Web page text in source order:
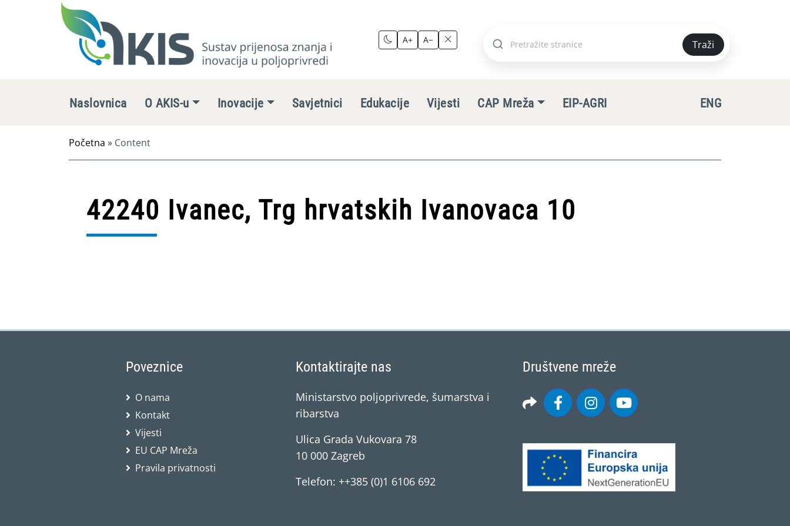
A+ A−
Pretraži
Traži
Naslovnica O AKIS-u Inovacije Savjetnici Edukacije Vijesti CAP Mreža EIP-AGRI ENG
Početna » Content
42240 Ivanec, Trg hrvatskih Ivanovaca 10
Poveznice
O nama
Kontakt
Vijesti
EU CAP Mreža
Pravila privatnosti
Kontaktirajte nas
Ministarstvo poljoprivrede, šumarstva i
ribarstva
Ulica Grada Vukovara 78
10 000 Zagreb
Telefon: ++385 (0)1 6106 692
Društvene mreže